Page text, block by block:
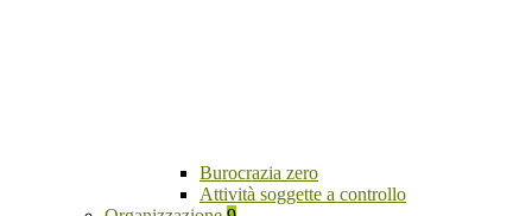
Burocrazia zero
Attività soggette a controllo